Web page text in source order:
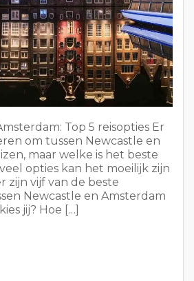
Top 5 reisopties Er
om tussen Newcastle en
maar welke is het beste
opties kan het moeilijk zijn
zijn vijf van de beste
Newcastle en Amsterdam
jij? Hoe […]